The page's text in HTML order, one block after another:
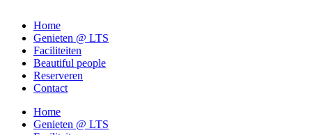
Home
Genieten @ LTS
Faciliteiten
Beautiful people
Reserveren
Contact
Home
Genieten @ LTS